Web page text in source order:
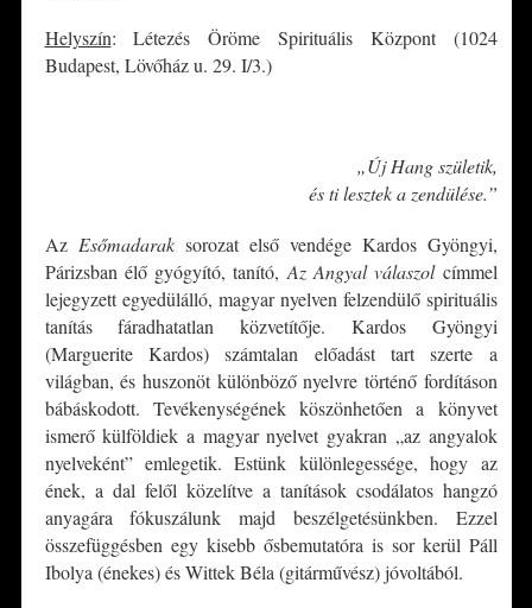
Helyszín: Létezés Öröme Spirituális Központ (1024
Budapest, Lövőház u. 29. I/3.)
„Új Hang születik,
és ti lesztek a zendülése.”
Az Esőmadaraksorozat első vendége Kardos Gyöngyi,
Párizsban élő gyógyító, tanító, Az Angyal válaszolcímmel
lejegyzett egyedülálló, magyar nyelven felzendülő spirituális
tanítás fáradhatatlan közvetítője. Kardos Gyöngyi
(Marguerite Kardos) számtalan előadást tart szerte a
világban, és huszonöt különböző nyelvre történő fordításon
bábáskodott. Tevékenységének köszönhetően a könyvet
ismerő külföldiek a magyar nyelvet gyakran „az angyalok
nyelveként” emlegetik. Estünk különlegessége, hogy az
ének, a dal felől közelítve a tanítások csodálatos hangzó
anyagára fókuszálunk majd beszélgetésünkben. Ezzel
összefüggésben egy kisebb ősbemutatóra is sor kerül Páll
Ibolya (énekes) és Wittek Béla (gitárművész) jóvoltából.